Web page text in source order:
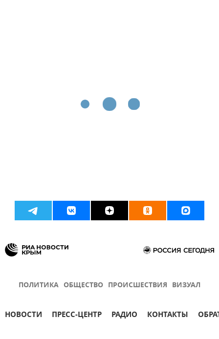
ПОЛИТИКА ОБЩЕСТВО ПРОИСШЕСТВИЯ ВИЗУАЛ
НОВОСТИ ПРЕСС-ЦЕНТР РАДИО КОНТАКТЫ